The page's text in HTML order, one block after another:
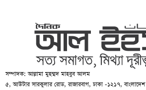
সম্পাদক: আল্লামা মুহম্মদ মাহবুব আলম
৫, আউটার সারকুলার রোড, রাজারবাগ, ঢাকা -১২১৭, বাংলাদেশ।